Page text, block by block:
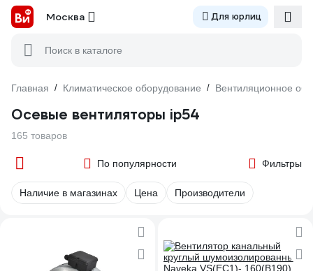
Москва Для юрлиц
Поиск в каталоге
Главная / Климатическое оборудование / Вентиляционное
Осевые вентиляторы ip54
165 товаров
По популярности Фильтры
Наличие в магазинах Цена Производители